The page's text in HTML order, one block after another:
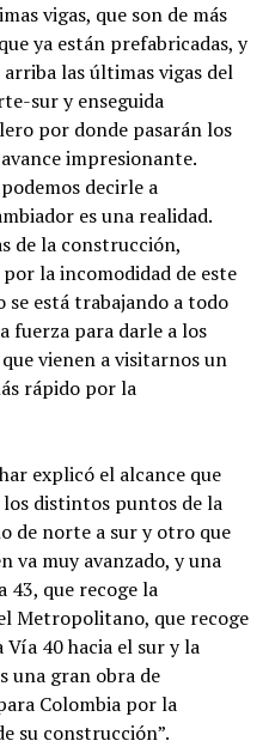
vigas, que son de más
ya están prefabricadas, y
las últimas vigas del
sur y enseguida
por donde pasarán los
impresionante.
decirle a
es una realidad.
de la construcción,
la incomodidad de este
está trabajando a todo
fuerza para darle a los
vienen a visitarnos un
rápido por la
explicó el alcance que
distintos puntos de la
de norte a sur y otro que
va muy avanzado, y una
43, que recoge la
Metropolitano, que recoge
40 hacia el sur y la
una gran obra de
Colombia por la
su construcción”.